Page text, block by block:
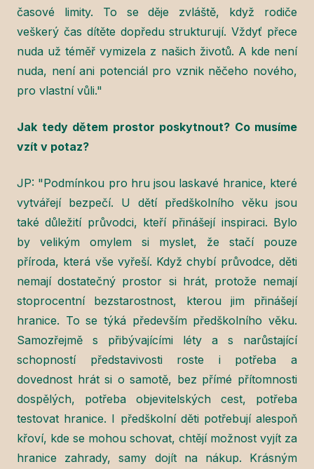
časové limity. To se děje zvláště, když rodiče
veškerý čas dítěte dopředu strukturují. Vždyť přece
nuda už téměř vymizela z našich životů. A kde není
nuda, není ani potenciál pro vznik něčeho nového,
pro vlastní vůli."
Jak tedy dětem prostor poskytnout? Co musíme
vzít v potaz?
JP: "Podmínkou pro hru jsou laskavé hranice, které
vytvářejí bezpečí. U dětí předškolního věku jsou
také důležití průvodci, kteří přinášejí inspiraci. Bylo
by velikým omylem si myslet, že stačí pouze
příroda, která vše vyřeší. Když chybí průvodce, děti
nemají dostatečný prostor si hrát, protože nemají
stoprocentní bezstarostnost, kterou jim přinášejí
hranice. To se týká především předškolního věku.
Samozřejmě s přibývajícími léty a s narůstající
schopností představivosti roste i potřeba a
dovednost hrát si o samotě, bez přímé přítomnosti
dospělých, potřeba objevitelských cest, potřeba
testovat hranice. I předškolní děti potřebují alespoň
křoví, kde se mohou schovat, chtějí možnost vyjít za
hranice zahrady, samy dojít na nákup. Krásným